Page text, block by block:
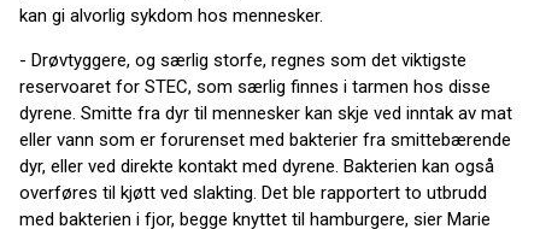
kan gi alvorlig sykdom hos mennesker.
- Drøvtyggere, og særlig storfe, regnes som det viktigste
reservoaret for STEC, som særlig finnes i tarmen hos disse
dyrene. Smitte fra dyr til mennesker kan skje ved inntak av mat
eller vann som er forurenset med bakterier fra smittebærende
dyr, eller ved direkte kontakt med dyrene. Bakterien kan også
overføres til kjøtt ved slakting. Det ble rapportert to utbrudd
med bakterien i fjor, begge knyttet til hamburgere, sier Marie